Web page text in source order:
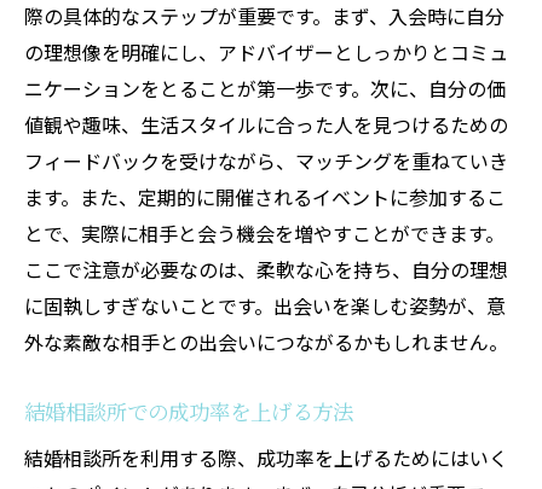
30代が結婚相談所を利用することで得られるメ
リット
パーソナライズされたサポート
安心できる出会いの場
高い成婚率の理由
長期的な視野でのパートナー探し
他の出会い方との違い
利用者の声から見る効果
結婚相談所のアドバイザーが提供する安心サポ
専門的なカウンセリングの役割
不安を解消するための対応策
際の具体的なステップが重要です。まず、入会時に自分
の理想像を明確にし、アドバイザーとしっかりとコミュ
ニケーションをとることが第一歩です。次に、自分の価
値観や趣味、生活スタイルに合った人を見つけるための
フィードバックを受けながら、マッチングを重ねていき
ます。また、定期的に開催されるイベントに参加するこ
とで、実際に相手と会う機会を増やすことができます。
ここで注意が必要なのは、柔軟な心を持ち、自分の理想
に固執しすぎないことです。出会いを楽しむ姿勢が、意
外な素敵な相手との出会いにつながるかもしれません。
結婚相談所での成功率を上げる方法
結婚相談所を利用する際、成功率を上げるためにはいく